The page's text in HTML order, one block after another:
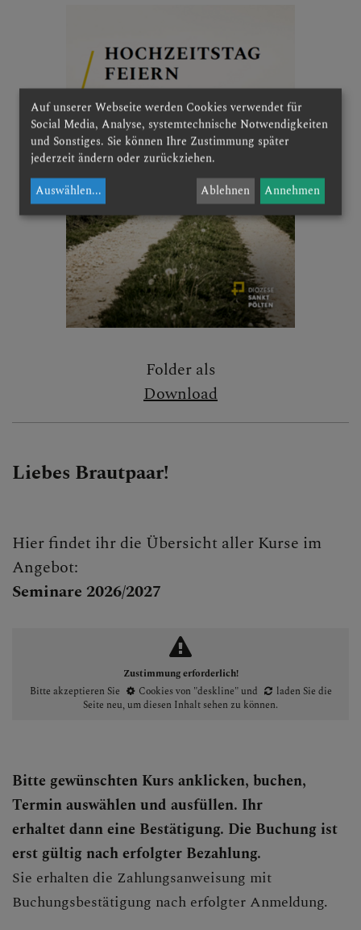
Folder als
Download
Liebes Brautpaar!
Hier findet ihr die Übersicht aller Kurse im
Angebot:
Seminare 2026/2027
Zustimmung erforderlich!
Bitte akzeptieren Sie
Cookies von "deskline"und
laden Sie die
Seite neu, um diesen Inhalt sehen zu können.
Bitte gewünschten Kurs anklicken, buchen,
Termin auswählen und ausfüllen. Ihr
erhaltet dann eine Bestätigung. Die Buchung ist
erst gültig nach erfolgter Bezahlung.
Sie erhalten die Zahlungsanweisung mit
Buchungsbestätigung nach erfolgter Anmeldung.
Auf unserer Webseite werden Cookies verwendet für
Social Media, Analyse, systemtechnische Notwendigkeiten
und Sonstiges. Sie können Ihre Zustimmung später
jederzeit ändern oder zurückziehen.
Auswählen... Ablehnen Annehmen